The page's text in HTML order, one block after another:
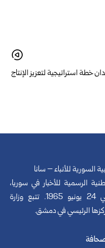
استراتيجية لتعزيز الإنتاج
السورية للأنباء – سانا
الرسمية للأخبار في سوريا،
تأسست في 24 يونيو 1965. تتبع وزارة
الرئيسي في دمشق.